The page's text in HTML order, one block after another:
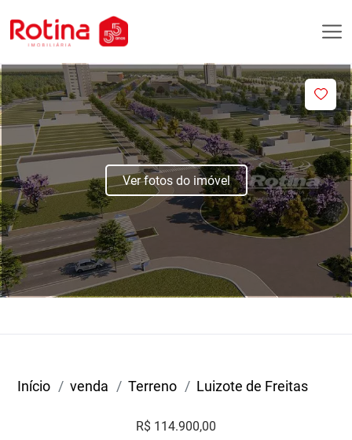
Ver fotos do imóvel
Início venda Terreno Luizote de Freitas
R$ 114.900,00